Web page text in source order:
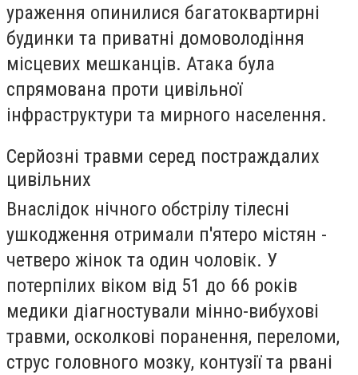
ураження опинилися багатоквартирні
будинки та приватні домоволодіння
місцевих мешканців. Атака була
спрямована проти цивільної
інфраструктури та мирного населення.
Серйозні травми серед постраждалих
цивільних
Внаслідок нічного обстрілу тілесні
ушкодження отримали п'ятеро містян -
четверо жінок та один чоловік. У
потерпілих віком від 51 до 66 років
медики діагностували мінно-вибухові
травми, осколкові поранення, переломи,
струс головного мозку, контузії та рвані